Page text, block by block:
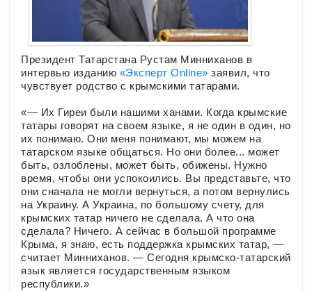
Президент Татарстана Рустам Минниханов в
интервью изданию «Эксперт Online» заявил, что
чувствует родство с крымскими татарами.
«— Их Гиреи были нашими ханами. Когда крымские
татары говорят на своем языке, я не один в один, но
их понимаю. Они меня понимают, мы можем на
татарском языке общаться. Но они более... может
быть, озлоблены, может быть, обижены. Нужно
время, чтобы они успокоились. Вы представьте, что
они сначала не могли вернуться, а потом вернулись
на Украину. А Украина, по большому счету, для
крымских татар ничего не сделала. А что она
сделала? Ничего. А сейчас в большой программе
Крыма, я знаю, есть поддержка крымских татар, —
считает Минниханов. — Сегодня крымско-татарский
язык является государственным языком
республики.»